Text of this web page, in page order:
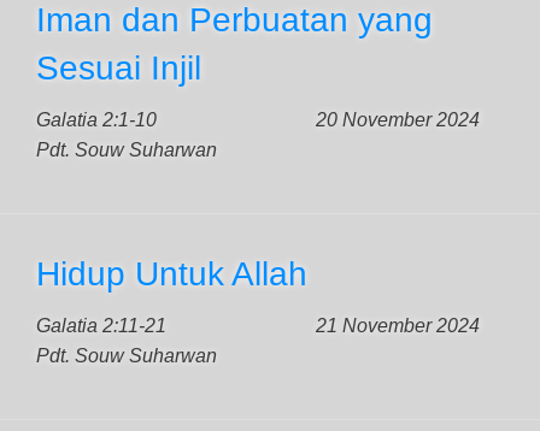
Iman dan Perbuatan yang
Sesuai Injil
Galatia 2:1-10
20 November 2024
Pdt. Souw Suharwan
Hidup Untuk Allah
Galatia 2:11-21
21 November 2024
Pdt. Souw Suharwan